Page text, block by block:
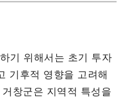
기 위해서는 초기 투자
기후적 영향을 고려해
창군은 지역적 특성을